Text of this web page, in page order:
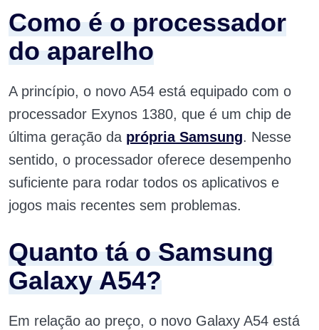
Como é o processador
do aparelho
A princípio, o novo A54 está equipado com o
processador Exynos 1380, que é um chip de
última geração da própria Samsung. Nesse
sentido, o processador oferece desempenho
suficiente para rodar todos os aplicativos e
jogos mais recentes sem problemas.
Quanto tá o Samsung
Galaxy A54?
Em relação ao preço, o novo Galaxy A54 está